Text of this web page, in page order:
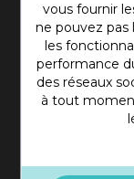
vous fournir
ne pouvez pas
les
performance
des réseaux
à tout
Rue